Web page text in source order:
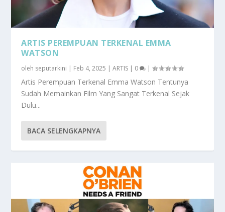
ARTIS PEREMPUAN TERKENAL EMMA
WATSON
oleh seputarkini | Feb 4, 2025 |ARTIS | 0 |
Artis Perempuan Terkenal Emma Watson Tentunya
Sudah Memainkan Film Yang Sangat Terkenal Sejak
Dulu...
BACA SELENGKAPNYA